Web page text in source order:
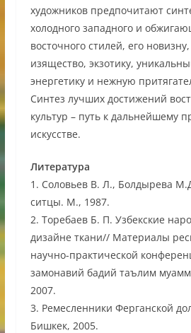
художников предпочитают
холодного западного и
восточного стилей, его
изящество, экзотику,
энергетику и нежную
Синтез лучших достижений
культур – путь к дальнейшему
искусстве.
Литература
1. Соловьев В. Л., Болдырева
ситцы. М., 1987.
2. Торебаев Б. П. Узбекские
дизайне ткани// Материалы
научно-практической
замонавий бадий таълим
2007.
3. Ремесленники Ферганской
Бишкек, 2005.